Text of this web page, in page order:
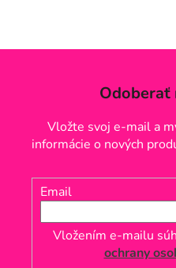
Vložte svoj e-mail a
informácie o nových
Email
Vložením e-mailu
ochrany